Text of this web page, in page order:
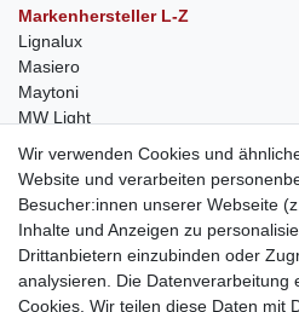
Markenhersteller L-Z
Lignalux
Masiero
Maytoni
MW Light
Anfragen von Herstellern
Sie sind Lampen-Hersteller und
der Schweiz?
Wir verwenden Cookies und
Website und verarbeiten
Besucher:innen unserer Webseite
Inhalte und Anzeigen zu
Drittanbietern einzubinden oder
analysieren. Die Datenverarbeitung
Cookies. Wir teilen diese Daten mit